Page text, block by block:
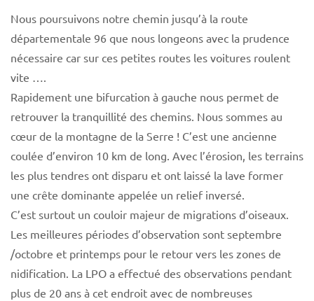
Nous poursuivons notre chemin jusqu’à la route
départementale 96 que nous longeons avec la prudence
nécessaire car sur ces petites routes les voitures roulent
vite ….
Rapidement une bifurcation à gauche nous permet de
retrouver la tranquillité des chemins. Nous sommes au
cœur de la montagne de la Serre ! C’est une ancienne
coulée d’environ 10 km de long. Avec l’érosion, les terrains
les plus tendres ont disparu et ont laissé la lave former
une crête dominante appelée un relief inversé.
C’est surtout un couloir majeur de migrations d’oiseaux.
Les meilleures périodes d’observation sont septembre
/octobre et printemps pour le retour vers les zones de
nidification. La LPO a effectué des observations pendant
plus de 20 ans à cet endroit avec de nombreuses